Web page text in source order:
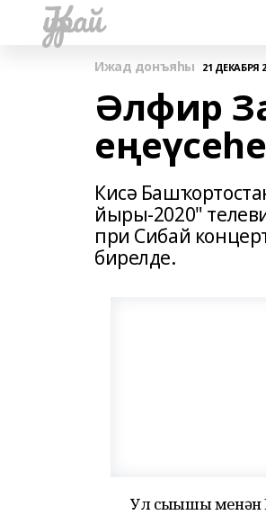
Ҡурай
Ижад донъяһы 21 ДЕКАБРЯ
Әлфир
Кисә
йыры-2020"
при Сибай
бирелде.
Ул сығышы менән